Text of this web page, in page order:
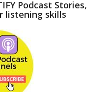
Podcast Stories,
listening skills